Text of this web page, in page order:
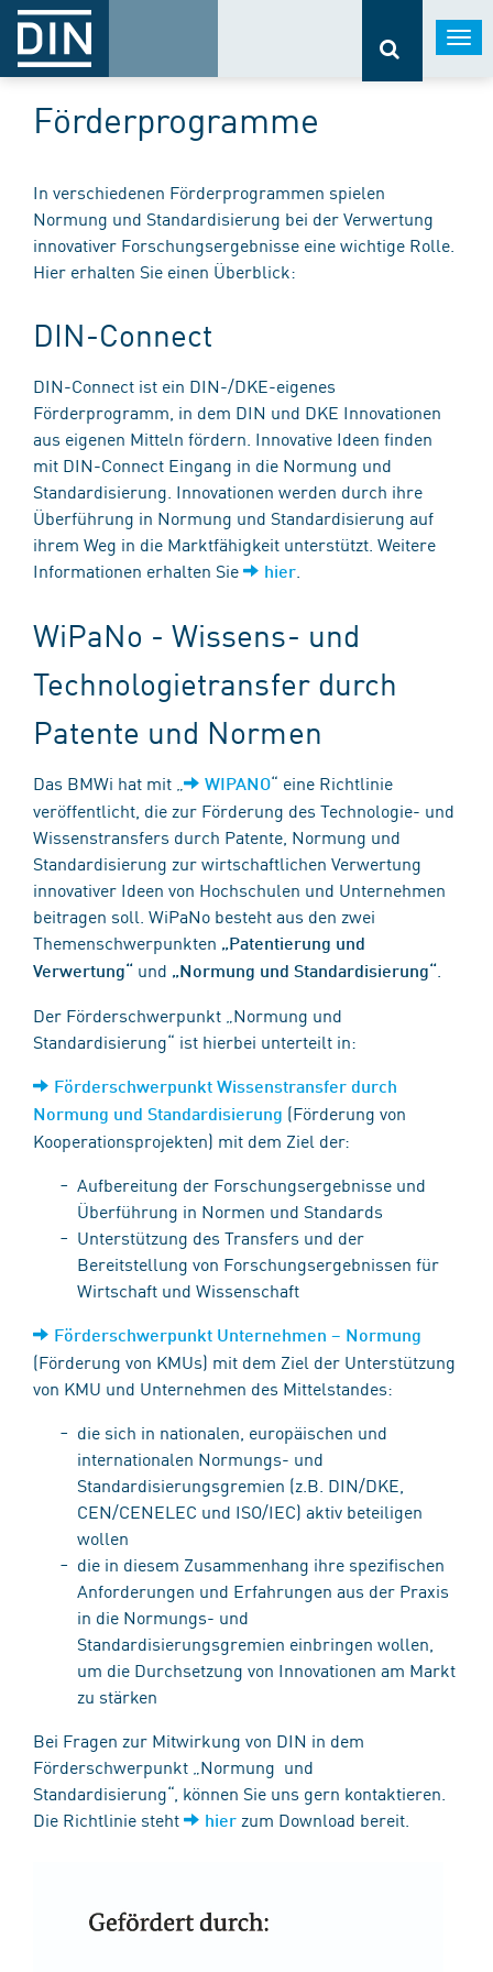
Förderprogramme
In verschiedenen Förderprogrammen spielen
Normung und Standardisierung bei der Verwertung
innovativer Forschungsergebnisse eine wichtige Rolle.
Hier erhalten Sie einen Überblick:
DIN-Connect
DIN-Connect ist ein DIN-/DKE-eigenes
Förderprogramm, in dem DIN und DKE Innovationen
aus eigenen Mitteln fördern. Innovative Ideen finden
mit DIN-Connect Eingang in die Normung und
Standardisierung. Innovationen werden durch ihre
Überführung in Normung und Standardisierung auf
ihrem Weg in die Marktfähigkeit unterstützt. Weitere
Informationen erhalten Sie
hier
WiPaNo - Wissens- und
Technologietransfer durch
Patente und Normen
Das BMWi hat mit „ WIPANO“ eine Richtlinie
veröffentlicht, die zur Förderung des Technologie- und
Wissenstransfers durch Patente, Normung und
Standardisierung zur wirtschaftlichen Verwertung
innovativer Ideen von Hochschulen und Unternehmen
beitragen soll. WiPaNo besteht aus den zwei
Themenschwerpunkten „Patentierung und
Verwertung“ und „Normung und Standardisierung“
Der Förderschwerpunkt „Normung und
Standardisierung“ ist hierbei unterteilt in:
Förderschwerpunkt Wissenstransfer durch
Normung und Standardisierung (Förderung von
Kooperationsprojekten) mit dem Ziel der:
Aufbereitung der Forschungsergebnisse und
Überführung in Normen und Standards
Unterstützung des Transfers und der
Bereitstellung von Forschungsergebnissen für
Wirtschaft und Wissenschaft
Förderschwerpunkt Unternehmen – Normung
(Förderung von KMUs) mit dem Ziel der Unterstützung
von KMU und Unternehmen des Mittelstandes:
die sich in nationalen, europäischen und
internationalen Normungs- und
Standardisierungsgremien (z.B. DIN/DKE,
CEN/CENELEC und ISO/IEC) aktiv beteiligen
wollen
die in diesem Zusammenhang ihre spezifischen
Anforderungen und Erfahrungen aus der Praxis
in die Normungs- und
Standardisierungsgremien einbringen wollen,
um die Durchsetzung von Innovationen am Markt
zu stärken
Bei Fragen zur Mitwirkung von DIN in dem
Förderschwerpunkt „Normung und
Standardisierung“, können Sie uns gern kontaktieren.
Die Richtlinie steht
hier zum Download bereit.